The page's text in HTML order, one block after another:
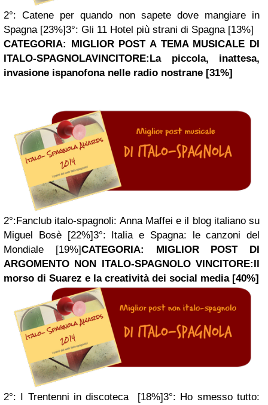
2°:Catene per quando non sapete dove mangiare in
Spagna [23%]3°: Gli 11 Hotel più strani di Spagna [13%]
CATEGORIA: MIGLIOR POST A TEMA MUSICALE DI
ITALO-SPAGNOLAVINCITORE: La piccola, inattesa,
invasione ispanofona nelle radio nostrane [31%]
2°:Fanclub italo-spagnoli: Anna Maffei e il blog italiano su
Miguel Bosè [22%]3°: Italia e Spagna: le canzoni del
Mondiale [19%]CATEGORIA: MIGLIOR POST DI
ARGOMENTO NON ITALO-SPAGNOLO VINCITORE:Il
morso di Suarez e la creatività dei social media [40%]
2°: I Trentenni in discoteca [18%]3°: Ho smesso tutto: